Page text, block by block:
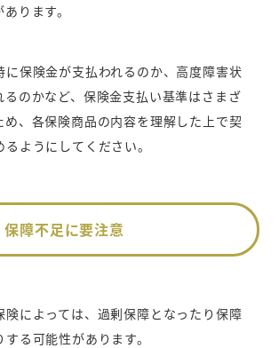
ります。
に保険金が支払われるのか、高度障害状
るのかなど、保険金支払い基準はさまざ
め、各保険商品の内容を理解した上で契
ようにしてください。
障不足に要注意
険によっては、過剰保障となったり保障
る可能性があります。